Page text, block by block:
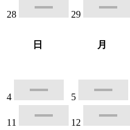
28 29
日
月
4 5
11 12